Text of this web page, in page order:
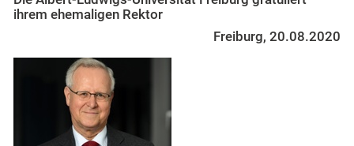
ihrem ehemaligen Rektor
Freiburg, 20.08.2020